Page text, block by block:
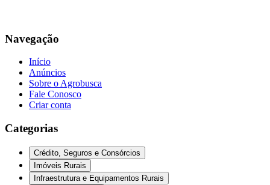
Navegação
Início
Anúncios
Sobre o Agrobusca
Fale Conosco
Criar conta
Categorias
Crédito, Seguros e Consórcios
Imóveis Rurais
Infraestrutura e Equipamentos Rurais